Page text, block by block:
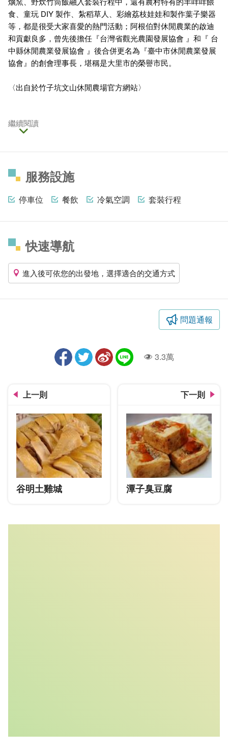
食、童玩 DIY 製作、紮稻草人、彩繪荔枝娃娃和製作葉子樂器
等，都是很受大家喜愛的熱門活動；阿根伯對休閒農業的啟迪
和貢獻良多，曾先後擔任『台灣省觀光農園發展協會 』和『 台
中縣休閒農業發展協會 』後合併更名為『臺中市休閒農業發展
協會』的創會理事長，堪稱是大里市的榮譽市民。
〈出自於竹子坑文山休閒農場官方網站〉
繼續閱讀
服務設施
停車位 餐飲 冷氣空調 套裝行程
快速導航
進入後可依您的出發地，選擇適合的交通方式
問題通報
人氣3.3萬
上一則
谷明土雞城
下一則
潭子臭豆腐